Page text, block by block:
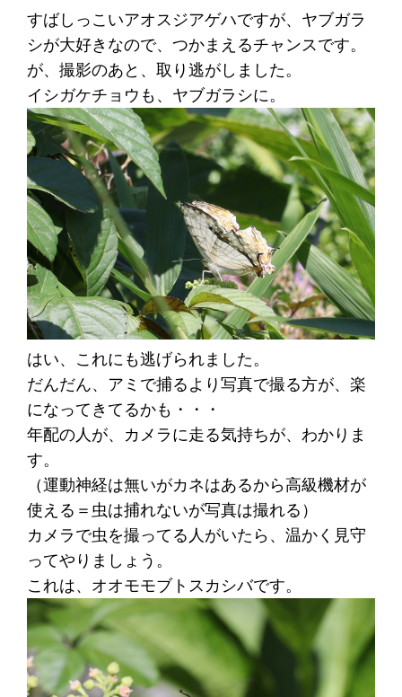
すばしっこいアオスジアゲハですが、ヤブガラ
シが大好きなので、つかまえるチャンスです。
が、撮影のあと、取り逃がしました。
イシガケチョウも、ヤブガラシに。
はい、これにも逃げられました。
だんだん、アミで捕るより写真で撮る方が、楽
になってきてるかも・・・
年配の人が、カメラに走る気持ちが、わかりま
す。
（運動神経は無いがカネはあるから高級機材が
使える＝虫は捕れないが写真は撮れる）
カメラで虫を撮ってる人がいたら、温かく見守
ってやりましょう。
これは、オオモモブトスカシバです。